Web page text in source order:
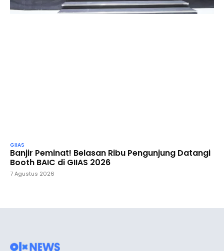
GIIAS
Banjir Peminat! Belasan Ribu Pengunjung Datangi
Booth BAIC di GIIAS 2026
7 Agustus 2026